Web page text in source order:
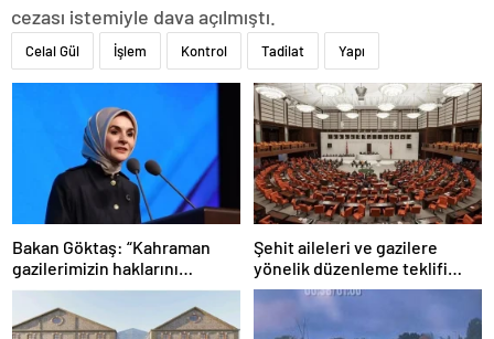
cezası istemiyle dava açılmıştı.
Celal Gül İşlem Kontrol Tadilat Yapı
Bakan Göktaş: “Kahraman
gazilerimizin haklarını
güçlendiren yeni bir dönemin
kapılarını aralıyoruz”
Şehit aileleri ve gazilere
yönelik düzenleme teklifi
Meclis’te kabul edildi